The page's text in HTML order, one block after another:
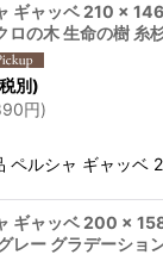
ギャッベ 210 ×
ロの木 生命の樹
別)
円)
ペルシャ ギャッ
ギャッベ 200 ×
レー グラデーシ